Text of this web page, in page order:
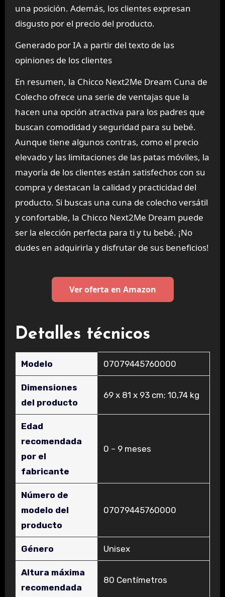
una posición. Además, los clientes expresan
disgusto por el precio del producto.
Generado por IA a partir del texto de las
opiniones de los clientes
En resumen, la Chicco Next2Me Dream Cuna de
Colecho ofrece una serie de ventajas que la
hacen una opción atractiva para los padres que
buscan comodidad y seguridad para su bebé.
Aunque tiene algunos contras, como el precio
elevado y las limitaciones de las patas móviles, la
mayoría de los clientes están satisfechos con su
compra y destacan la calidad y practicidad del
producto. Si buscas una cuna de colecho versátil
y confortable, la Chicco Next2Me Dream puede
ser la elección perfecta para ti y tu bebé. ¡No
dudes en adquirirla y disfrutar de sus beneficios!
Ver oferta en Amazon
Detalles técnicos
Modelo ‎07079445760000
Dimensiones
del producto
‎69 x 81 x 93 cm; 10,74 kg
Edad
recomendada
por el
fabricante
‎0 – 9 meses
Número de
modelo del
producto
‎07079445760000
Género ‎Unisex
Altura máxima
recomendada
‎80 Centímetros